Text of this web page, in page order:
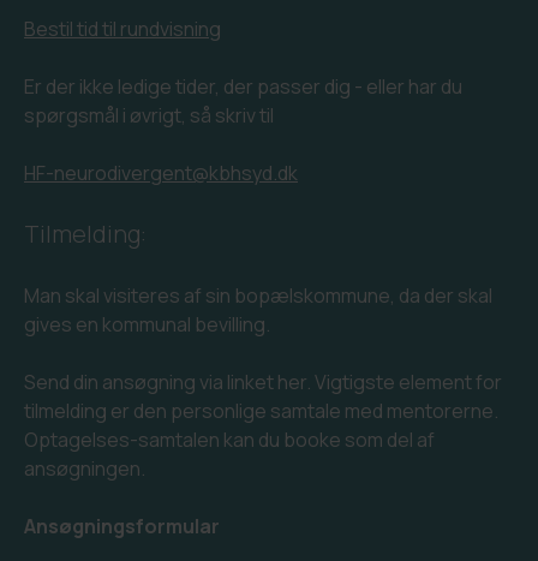
Bestil tid til rundvisning
Er der ikke ledige tider, der passer dig - eller har du
spørgsmål i øvrigt, så skriv til
HF-neurodivergent@kbhsyd.dk
Tilmelding:
Man skal visiteres af sin bopælskommune, da der skal
gives en kommunal bevilling.
Send din ansøgning via linket her. Vigtigste element for
tilmelding er den personlige samtale med mentorerne.
Optagelses-samtalen kan du booke som del af
ansøgningen.
Ansøgningsformular